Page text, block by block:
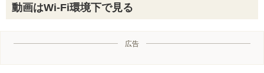
動画はWi-Fi環境下で見る
広告